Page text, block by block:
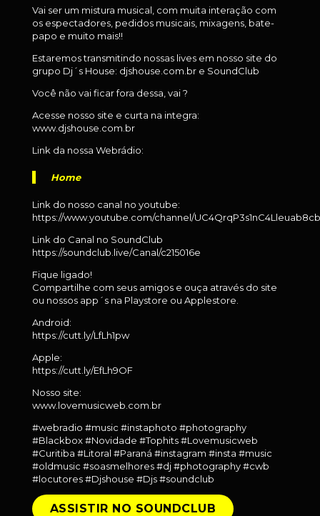
Vai ser um mistura musical, com muita interação com
os espectadores, pedidos musicais, mixagens, bate-
papo e muito mais!!
Estaremos transmitindo nossas lives em nosso site do
grupo Dj´s House: djshouse.com.br e SoundClub
Você não vai ficar fora dessa, vai ?
Acesse nosso site e curta na integra:
www.djshouse.com.br
Link da nossa Webrádio:
Home
Link do nosso canal no youtube:
https://www.youtube.com/channel/
Link do Canal no SoundClub
https://soundclub.live/Canal/c215016e
Fique ligado!
Compartilhe com seus amigos e ouça através do site
ou nossos app´s na Playstore ou Applestore.
Android:
https://cutt.ly/LfLh1pw
Apple:
https://cutt.ly/EfLh9OF
Nosso site:
www.lovemusicweb.com.br
#webradio #music #instaphoto #photography
#Blackbox #Novidade #Tophits #Lovemusicweb
#Curitiba #Litoral #Paraná #instagram #insta #music
#oldmusic #soasmelhores #dj #photography #cwb
#locutores #Djshouse #Djs #soundclub
ASSISTIR NO SOUNDCLUB